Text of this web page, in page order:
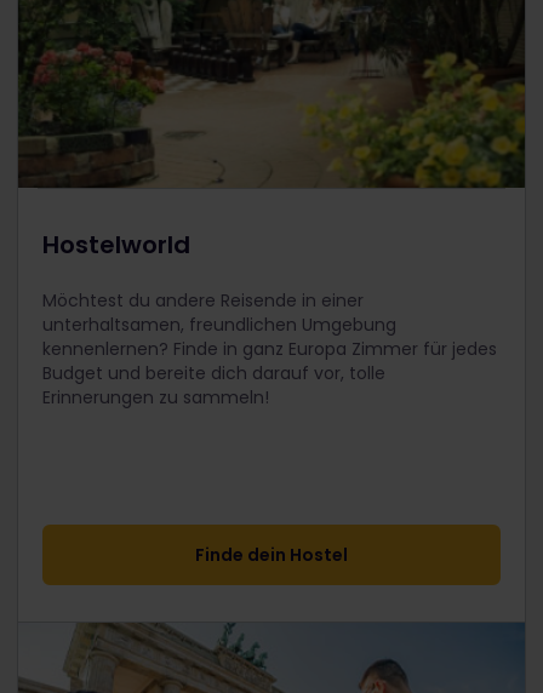
Hostelworld
Möchtest du andere Reisende in einer
unterhaltsamen, freundlichen Umgebung
kennenlernen? Finde in ganz Europa Zimmer für jedes
Budget und bereite dich darauf vor, tolle
Erinnerungen zu sammeln!
Finde dein Hostel